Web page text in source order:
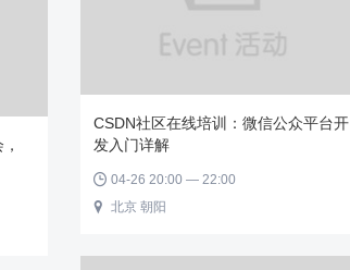
CSDN社区在线培训：微信公众平台开
发入门详解
 04-26 20:00 — 22:00
 北京 朝阳